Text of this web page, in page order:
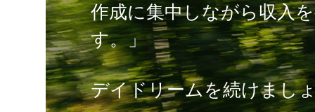
作成に集中しながら収入
す。」
デイドリームを続けまし